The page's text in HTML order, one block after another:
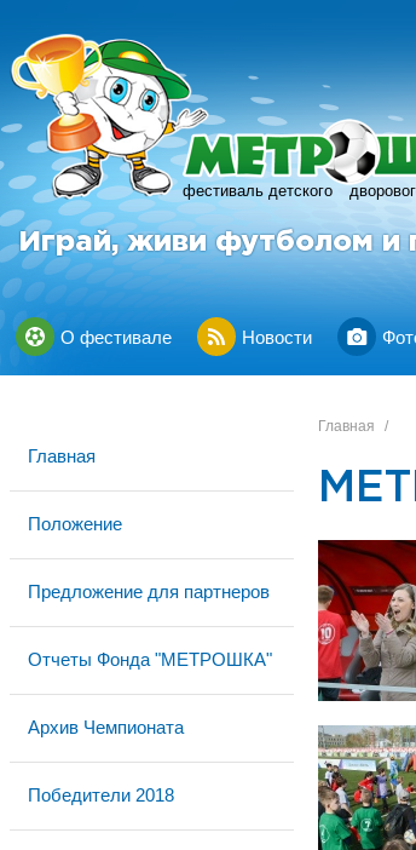
фестиваль детского
Играй, живи футболом и
О фестивале Новости
Главная
Положение
Предложение для партнеров
Отчеты Фонда "МЕТРОШКА"
Архив Чемпионата
Победители 2018
Главная /